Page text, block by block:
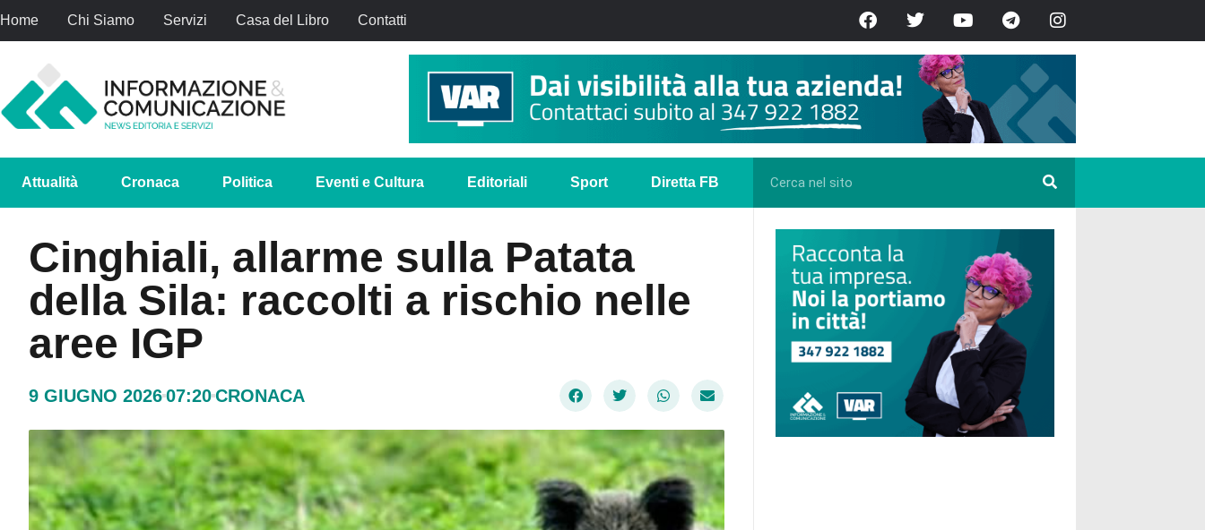
Home Chi Siamo Servizi Casa del Libro Contatti
Attualità Cronaca Politica Eventi e Cultura Editoriali Sport Diretta FB
Cinghiali, allarme sulla Patata
della Sila: raccolti a rischio nelle
aree IGP
9 GIUGNO 202607:20CRONACA